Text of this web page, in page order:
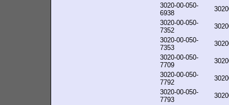
3020-00-050-
6938
3020-00-050-
7352
3020-00-050-
7353
3020-00-050-
7709
3020-00-050-
7792
3020-00-050-
7793